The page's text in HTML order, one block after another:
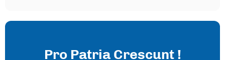
Pro Patria Crescunt !